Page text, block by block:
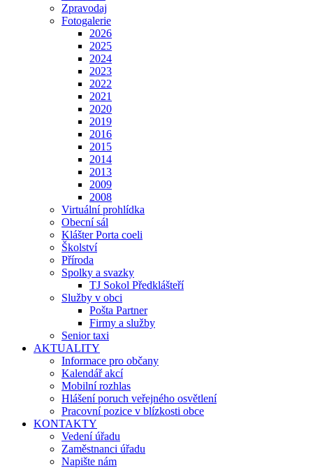
Zpravodaj
Fotogalerie
2026
2025
2024
2023
2022
2021
2020
2019
2016
2015
2014
2013
2009
2008
Virtuální prohlídka
Obecní sál
Klášter Porta coeli
Školství
Příroda
Spolky a svazky
TJ Sokol Předklášteří
Služby v obci
Pošta Partner
Firmy a služby
Senior taxi
AKTUALITY
Informace pro občany
Kalendář akcí
Mobilní rozhlas
Hlášení poruch veřejného osvětlení
Pracovní pozice v blízkosti obce
KONTAKTY
Vedení úřadu
Zaměstnanci úřadu
Napište nám